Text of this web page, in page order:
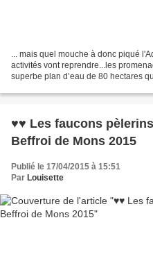
... mais quel mouche à donc piqué
activités vont reprendre...les
superbe plan d’eau de 80 hectares
♥♥ Les faucons
Beffroi de Mons 2015
Publié le 17/04/2015 à 15:51
Par Louisette